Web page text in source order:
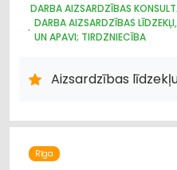
DARBA AIZSARDZĪBAS
DARBA AIZSARDZĪBAS
UN APAVI; TIRDZNIECĪBA
DARBA AIZSARDZĪBAS
Aizsardzības
Rīga